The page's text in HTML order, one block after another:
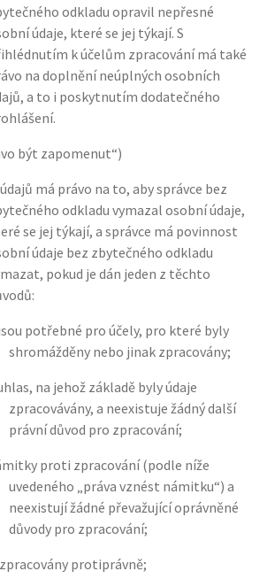
odkladu opravil nepřesné
údaje, které se jej týkají. S
k účelům zpracování má také
na doplnění neúplných osobních
a to i poskytnutím dodatečného
být zapomenut“)
má právo na to, aby správce bez
odkladu vymazal osobní údaje,
se jej týkají, a správce má povinnost
údaje bez zbytečného odkladu
pokud je dán jeden z těchto
potřebné pro účely, pro které byly
shromážděny nebo jinak zpracovány;
na jehož základě byly údaje
zpracovávány, a neexistuje žádný další
právní důvod pro zpracování;
proti zpracování (podle níže
uvedeného „práva vznést námitku“) a
neexistují žádné převažující oprávněné
důvody pro zpracování;
protiprávně;